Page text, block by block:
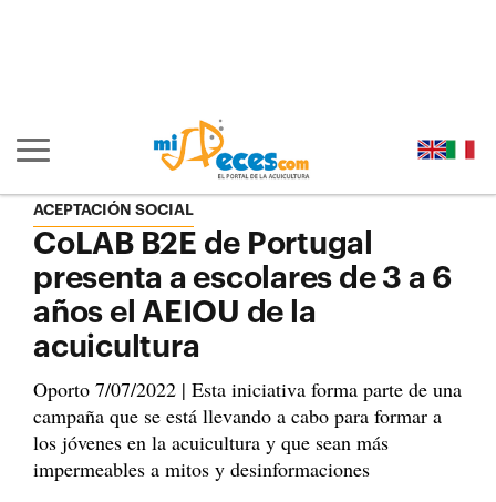
Mostrar/ocultar navegación principal
ACEPTACIÓN SOCIAL
CoLAB B2E de Portugal
presenta a escolares de 3 a 6
años el AEIOU de la
acuicultura
Oporto 7/07/2022 | Esta iniciativa forma parte de una
campaña que se está llevando a cabo para formar a
los jóvenes en la acuicultura y que sean más
impermeables a mitos y desinformaciones